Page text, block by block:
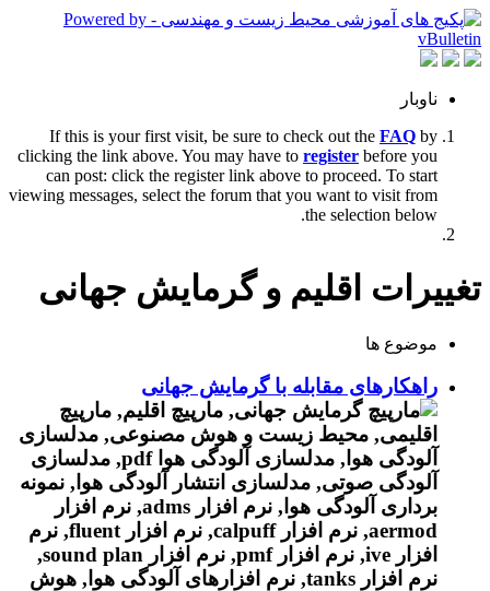
ناوبار
If this is your first visit, be sure to check out the FAQ by
clicking the link above. You may have to register before you
can post: click the register link above to proceed. To start
viewing messages, select the forum that you want to visit from
the selection below.
تغییرات اقلیم و گرمایش جهانی
موضوع ها
راهکارهای مقابله با گرمایش جهانی